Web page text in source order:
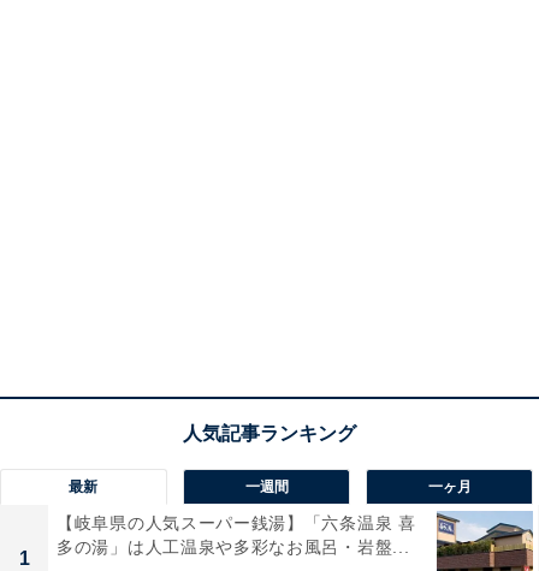
最新 一週間 一ヶ月
1
【岐阜県の人気スーパー銭湯】「六条温泉 喜
多の湯」は人工温泉や多彩なお風呂・岩盤...